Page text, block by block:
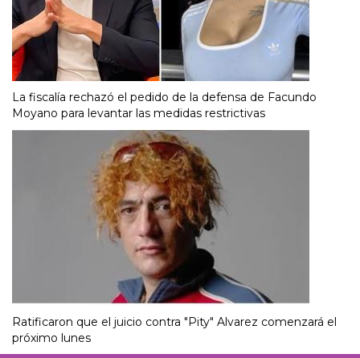
La fiscalía rechazó el pedido de la defensa de Facundo
Moyano para levantar las medidas restrictivas
Ratificaron que el juicio contra "Pity" Alvarez comenzará el
próximo lunes